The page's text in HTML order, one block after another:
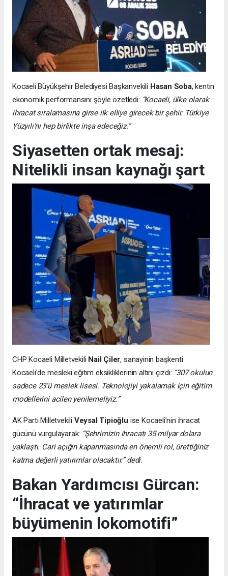
Kocaeli Büyükşehir Belediyesi Başkanvekili Hasan Soba, kentin
ekonomik performansını şöyle özetledi: “Kocaeli, ülke olarak
ihracat sıralamasına girse ilk elliye girecek bir şehir. Türkiye
Yüzyılı’nı hep birlikte inşa edeceğiz.”
Siyasetten ortak mesaj:
Nitelikli insan kaynağı şart
CHP Kocaeli Milletvekili Nail Çiler, sanayinin başkenti
Kocaeli’de mesleki eğitim eksikliklerinin altını çizdi: “307 okulun
sadece 23’ü meslek lisesi. Teknolojiyi yakalamak için eğitim
modellerini acilen yenilemeliyiz.”
AK Parti Milletvekili Veysal Tipioğlu ise Kocaeli’nin ihracat
gücünü vurgulayarak: “Şehrimizin ihracatı 35 milyar dolara
yaklaştı. Cari açığın kapanmasında en önemli rol, ürettiğiniz
katma değerli yatırımlar olacaktır.” dedi.
Bakan Yardımcısı Gürcan:
“İhracat ve yatırımlar
büyümenin lokomotifi”